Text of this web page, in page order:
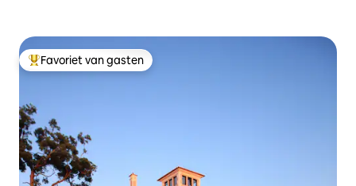
Topfavoriet van gasten
Favoriet van gasten